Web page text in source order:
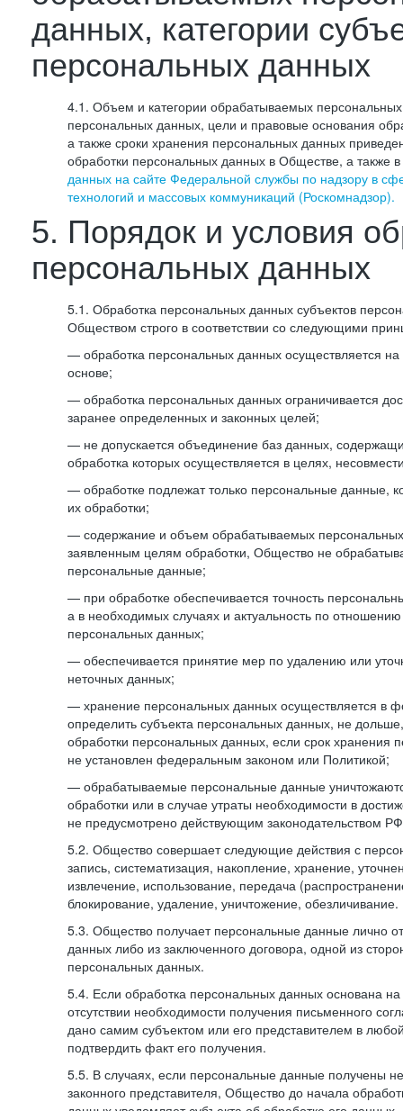
данных, категории
персональных данных
4.1. Объем и категории обрабатываемых персональных
персональных данных, цели и правовые основания
а также сроки хранения персональных данных
обработки персональных данных в Обществе, а также в
данных на сайте Федеральной службы по надзору в
технологий и массовых коммуникаций (Роскомнадзор).
5. Порядок и условия
персональных данных
5.1. Обработка персональных данных субъектов
Обществом строго в соответствии со следующими
— обработка персональных данных осуществляется на
основе;
— обработка персональных данных ограничивается
заранее определенных и законных целей;
— не допускается объединение баз данных,
обработка которых осуществляется в целях,
— обработке подлежат только персональные данные,
их обработки;
— содержание и объем обрабатываемых персональных
заявленным целям обработки, Общество не
персональные данные;
— при обработке обеспечивается точность
а в необходимых случаях и актуальность по
персональных данных;
— обеспечивается принятие мер по удалению или
неточных данных;
— хранение персональных данных осуществляется в
определить субъекта персональных данных, не
обработки персональных данных, если срок хранения
не установлен федеральным законом или Политикой;
— обрабатываемые персональные данные
обработки или в случае утраты необходимости в
не предусмотрено действующим законодательством
5.2. Общество совершает следующие действия с
запись, систематизация, накопление, хранение,
извлечение, использование, передача
блокирование, удаление, уничтожение, обезличивание.
5.3. Общество получает персональные данные лично
данных либо из заключенного договора, одной из
персональных данных.
5.4. Если обработка персональных данных основана на
отсутствии необходимости получения письменного
дано самим субъектом или его представителем в
подтвердить факт его получения.
5.5. В случаях, если персональные данные получены
законного представителя, Общество до начала